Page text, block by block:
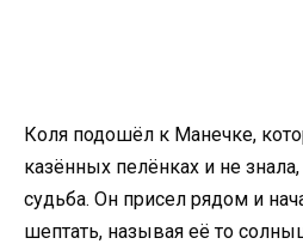
Коля подошёл к Манечке,
казённых пелёнках и не
судьба. Он присел рядом и
шептать, называя её то